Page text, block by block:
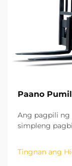
Paano
Ang pagpili ng
simpleng
operasyon, sa
operasyon, at
Tingnan ang